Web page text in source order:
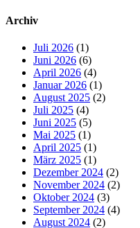
Archiv
Juli 2026 (1)
Juni 2026 (6)
April 2026 (4)
Januar 2026 (1)
August 2025 (2)
Juli 2025 (4)
Juni 2025 (5)
Mai 2025 (1)
April 2025 (1)
März 2025 (1)
Dezember 2024 (2)
November 2024 (2)
Oktober 2024 (3)
September 2024 (4)
August 2024 (2)